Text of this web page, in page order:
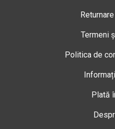
Termeni
Politica de
Plată